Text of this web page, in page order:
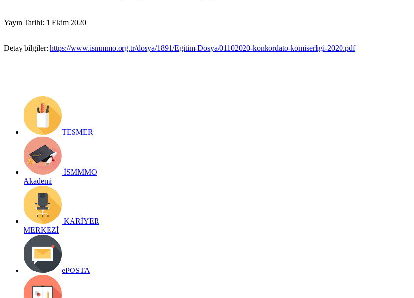
Yayın Tarihi: 1 Ekim 2020
Detay bilgiler: https://www.ismmmo.org.tr/dosya/1891/Egitim-Dosya/01102020-konkordato-komiserligi-2020.pdf
TESMER
İSMMMO
Akademi
KARİYER
MERKEZİ
ePOSTA